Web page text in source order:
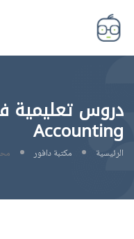
دروس تعليمية
Accounting
الرئيسية مكتبة دافور